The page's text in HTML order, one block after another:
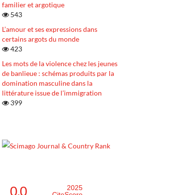
familier et argotique
543
L’amour et ses expressions dans
certains argots du monde
423
Les mots de la violence chez les jeunes
de banlieue : schémas produits par la
domination masculine dans la
littérature issue de l’immigration
399
0.0
2025